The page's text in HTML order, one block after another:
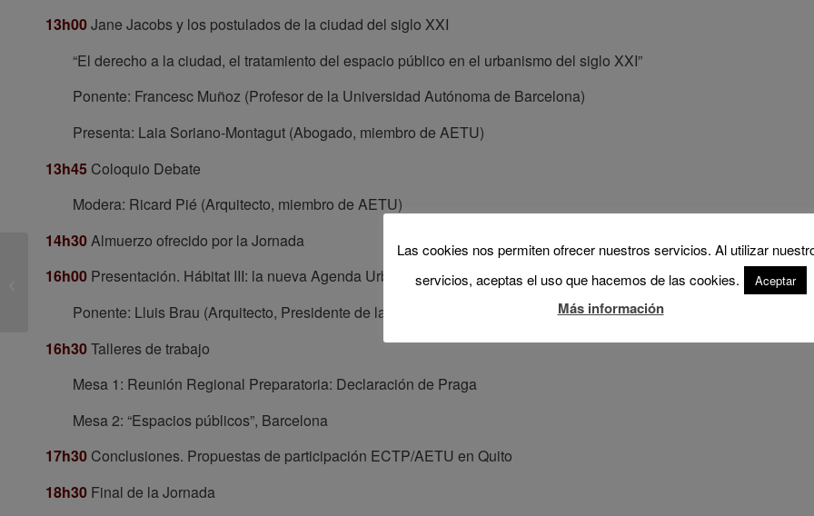
13h00Jane Jacobs y los postulados de la ciudad del siglo XXI
“El derecho a la ciudad, el tratamiento del espacio público en el urbanismo del siglo XXI”
Ponente: Francesc Muñoz (Profesor de la Universidad Autónoma de Barcelona)
Presenta: Laia Soriano-Montagut (Abogado, miembro de AETU)
13h45 Coloquio Debate
Modera: Ricard Pié (Arquitecto, miembro de AETU)
14h30Almuerzo ofrecido por la Jornada
16h00 Presentación. Hábitat III: la nueva Agenda Urbana
Ponente: Lluis Brau (Arquitecto, Presidente de la Federación Iberoamericana de Urbanistas, FIU)
16h30Talleres de trabajo
Mesa 1: Reunión Regional Preparatoria: Declaración de Praga
Mesa 2: “Espacios públicos”, Barcelona
17h30 Conclusiones. Propuestas de participación ECTP/AETU en Quito
18h30 Final de la Jornada
El IUU cumple 25 años
Las cookies nos permiten ofrecer nuestros servicios. Al utilizar
servicios, aceptas el uso que hacemos de las cookies.
Aceptar
Más información